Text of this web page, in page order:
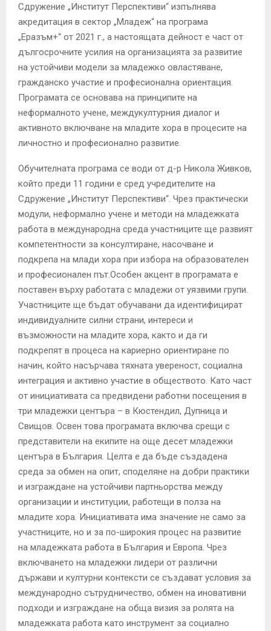
Сдружение „Институт Перспективи“ изпълнява
акредитация в сектор „Младеж“ на програма
„Еразъм+“ от 2021 г., а настоящата дейност е част от
дългосрочните усилия на организацията за развитие
на устойчиви модели за младежко овластяване,
гражданско участие и професионална ориентация.
Програмата се основава на принципите на
неформалното учене, междукултурния диалог и
активното включване на младите хора в процесите на
личностно и професионално развитие.
Обучителната програма се води от д-р Никола Живков,
който преди 11 години е сред учредителите на
Сдружение „Институт Перспективи“. Чрез практически
модули, неформално учене и методи на младежката
работа в международна среда участниците ще развият
компетентности за консултиране, насочване и
подкрепа на млади хора при избора на образователен
и професионален път.Особен акцент в програмата е
поставен върху работата с младежи от уязвими групи.
Участниците ще бъдат обучавани да идентифицират
индивидуалните силни страни, интереси и
възможности на младите хора, както и да ги
подкрепят в процеса на кариерно ориентиране по
начин, който насърчава тяхната увереност, социална
интеграция и активно участие в обществото. Като част
от инициативата са предвидени работни посещения в
три младежки центъра – в Кюстендил, Дупница и
Свищов. Освен това програмата включва срещи с
представители на екипите на още десет младежки
центъра в България. Целта е да бъде създадена
среда за обмен на опит, споделяне на добри практики
и изграждане на устойчиви партньорства между
организации и институции, работещи в полза на
младите хора. Инициативата има значение не само за
участниците, но и за по-широкия процес на развитие
на младежката работа в България и Европа. Чрез
включването на младежки лидери от различни
държави и културни контексти се създават условия за
международно сътрудничество, обмен на иновативни
подходи и изграждане на обща визия за ролята на
младежката работа като инструмент за социално